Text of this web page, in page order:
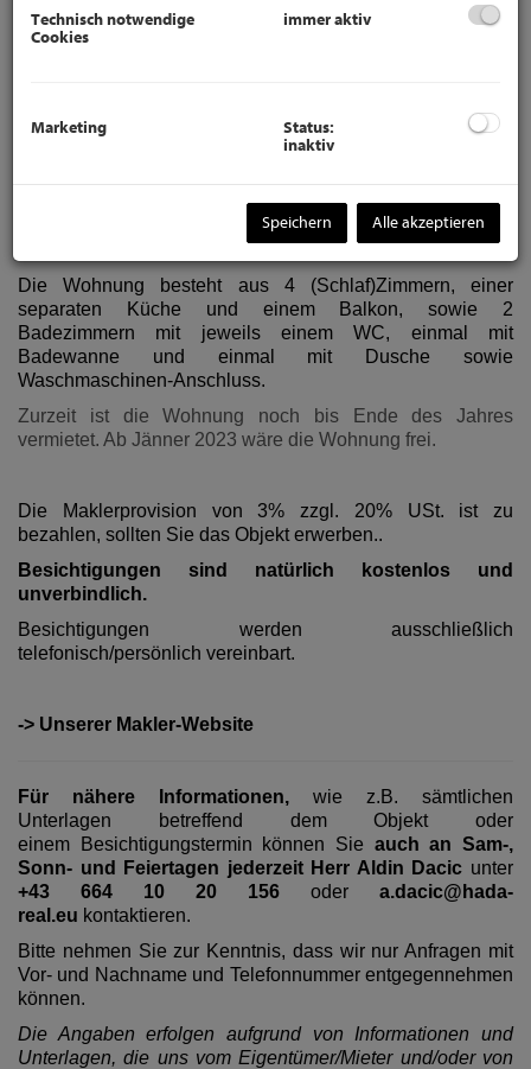
Beschreibung
Diese praktisch durchdachte Wohnung im 1. Bezirk steht
übergeben, jedoch können nach vorheriger Absprache mit
dem derzeitigen Mieter Möbel übernommen werden.
Die Wohnung besteht aus 4 (Schlaf)Zimmern, einer
separaten Küche und einem Balkon, sowie 2
Badezimmern mit jeweils einem WC, einmal mit
Badewanne und einmal mit Dusche sowie
Waschmaschinen-Anschluss.
Zurzeit ist die Wohnung noch bis Ende des Jahres
vermietet. Ab Jänner 2023 wäre die Wohnung frei.
Die Maklerprovision von 3% zzgl. 20% USt. ist zu
bezahlen, sollten Sie das Objekt erwerben..
Besichtigungen sind natürlich kostenlos und
unverbindlich.
Besichtigungen werden ausschließlich
telefonisch/persönlich vereinbart.
-> Unserer Makler-Website
Für nähere Informationen, wie z.B. sämtlichen
Unterlagen betreffend dem Objekt oder
einem Besichtigungstermin können Sie auch an Sam-,
Sonn- und Feiertagen jederzeit Herr Aldin Dacic unter
+43 664 10 20 156
oder a.dacic@hada-
real.eu kontaktieren.
Bitte nehmen Sie zur Kenntnis, dass wir nur Anfragen mit
Vor- und Nachname und Telefonnummer entgegennehmen
können.
Die Angaben erfolgen aufgrund von Informationen und
Unterlagen, die uns vom Eigentümer/Mieter und/oder von
Technisch notwendige
Cookies
immer aktiv
Marketing
Status:
inaktiv
Speichern Alle akzeptieren